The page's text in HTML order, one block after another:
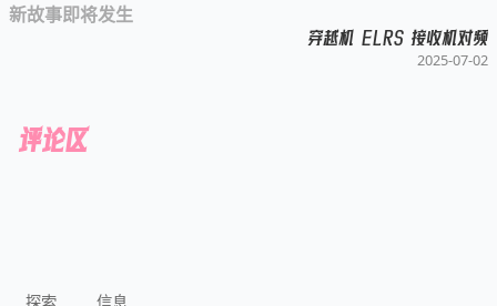
新故事即将发生
穿越机 ELRS 接收机对频
2025-07-02
评论区